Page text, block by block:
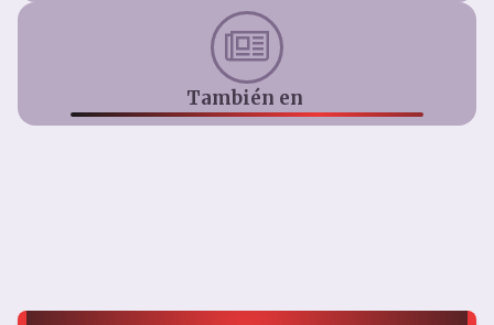
También en